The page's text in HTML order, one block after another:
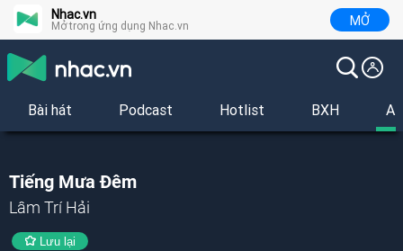
Nhac.vn
Mở trong ứng dụng Nhac.vn MỞ
Bài hát Podcast Hotlist BXH
Tiếng Mưa Đêm
Lâm Trí Hải
Lưu lại